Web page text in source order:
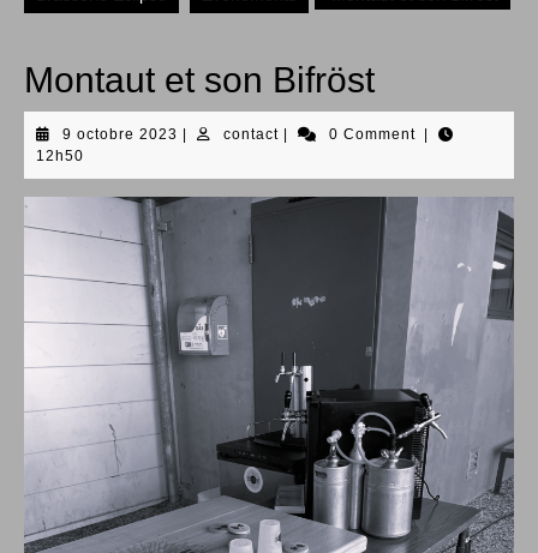
Montaut et son Bifröst
9 octobre 2023 9
2023
contactcontact0 Comment
12h50